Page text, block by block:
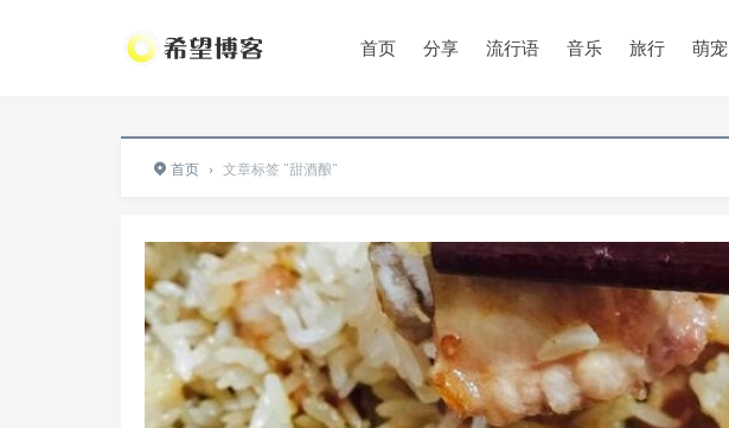
首页 分享 流行语 音乐 旅行 萌宠
首页 › 文章标签 "甜酒酿"
•